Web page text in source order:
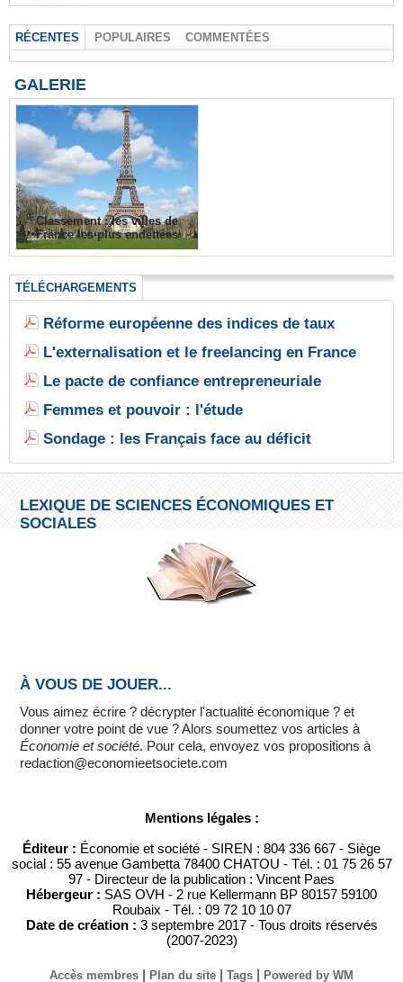
RÉCENTES POPULAIRES COMMENTÉES
GALERIE
Classement : les villes de
France les plus endettées
TÉLÉCHARGEMENTS
Réforme européenne des indices de taux
L'externalisation et le freelancing en France
Le pacte de confiance entrepreneuriale
Femmes et pouvoir : l'étude
Sondage : les Français face au déficit
LEXIQUE DE SCIENCES ÉCONOMIQUES ET
SOCIALES
À VOUS DE JOUER...
Vous aimez écrire ? décrypter l'actualité économique ? et
donner votre point de vue ? Alors soumettez vos articles à
Économie et société. Pour cela, envoyez vos propositions à
redaction@economieetsociete.com
Mentions légales :
Éditeur : Économie et société - SIREN : 804 336 667 - Siège
social : 55 avenue Gambetta 78400 CHATOU - Tél. : 01 75 26 57
97 - Directeur de la publication : Vincent Paes
Hébergeur : SAS OVH - 2 rue Kellermann BP 80157 59100
Roubaix - Tél. : 09 72 10 10 07
Date de création : 3 septembre 2017 - Tous droits réservés
(2007-2023)
Accès membres | Plan du site | Tags | Powered by WM